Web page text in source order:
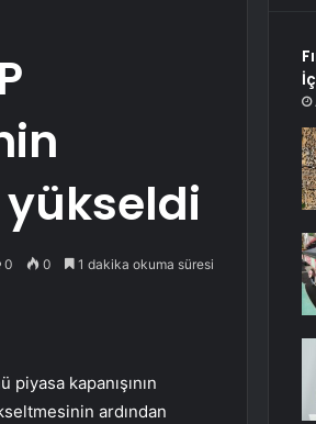
0 0 1 dakika okuma süresi
kapanışının
ardından